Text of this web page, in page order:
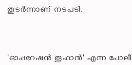
തുടർന്നാണ് നടപടി.
'ഓപ്പറേഷൻ തൂഫാൻ' എന്ന